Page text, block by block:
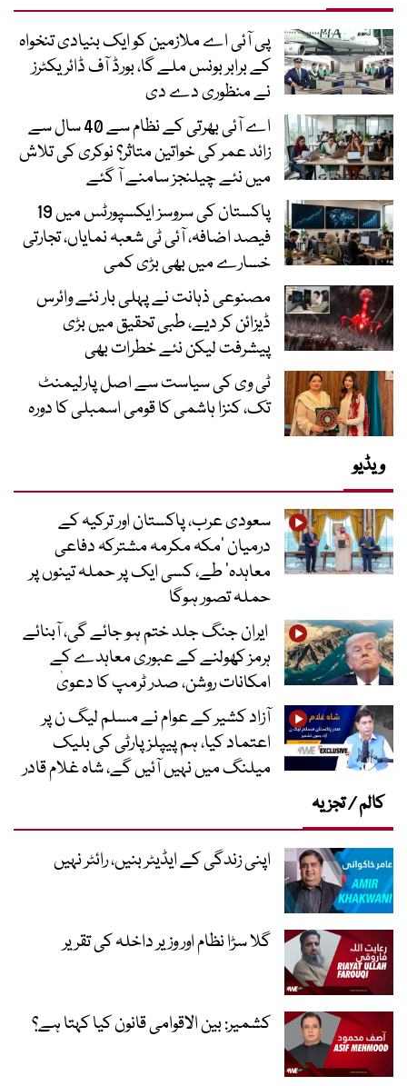
پی آئی اے ملازمین کو ایک بنیادی تنخواہ
کے برابر بونس ملے گا، بورڈ آف ڈائریکٹرز
نے منظوری دے دی
اے آئی بھرتی کے نظام سے 40 سال سے
زائد عمر کی خواتین متاثر؟ نوکری کی تلاش
میں نئے چیلنجز سامنے آ گئے
پاکستان کی سروسز ایکسپورٹس میں 19
فیصد اضافہ، آئی ٹی شعبہ نمایاں، تجارتی
خسارے میں بھی بڑی کمی
مصنوعی ذہانت نے پہلی بار نئے وائرس
ڈیزائن کر دیے، طبی تحقیق میں بڑی
پیشرفت لیکن نئے خطرات بھی
ٹی وی کی سیاست سے اصل پارلیمنٹ
تک، کنزا ہاشمی کا قومی اسمبلی کا دورہ
ویڈیو
سعودی عرب، پاکستان اور ترکیہ کے
درمیان ’مکہ مکرمہ مشترکہ دفاعی
معاہدہ‘ طے، کسی ایک پر حملہ تینوں پر
حملہ تصور ہوگا
ایران جنگ جلد ختم ہو جائے گی، آبنائے
ہرمز کھولنے کے عبوری معاہدے کے
امکانات روشن، صدر ٹرمپ کا دعویٰ
آزاد کشیر کے عوام نے مسلم لیگ ن پر
اعتماد کیا، ہم پیپلز پارٹی کی بلیک
میلنگ میں نہیں آئیں گے، شاہ غلام قادر
کالم / تجزیہ
اپنی زندگی کے ایڈیٹر بنیں، رائٹر نہیں
گلا سڑا نظام اور وزیر داخلہ کی تقریر
کشمیر: بین الاقوامی قانون کیا کہتا ہے؟